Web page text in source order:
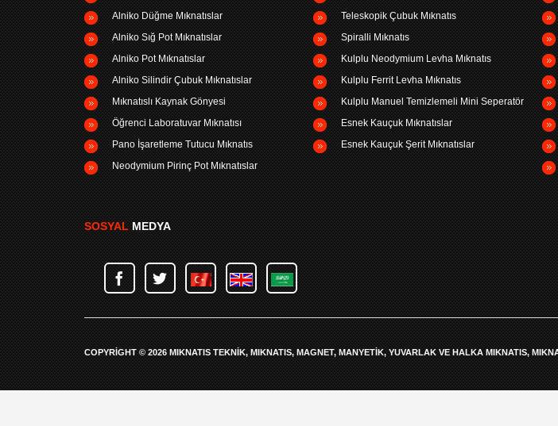
Alniko Düğme Mıknatıslar
Alniko Sığ Pot Mıknatıslar
Alniko Pot Mıknatıslar
Alniko Silindir Çubuk Mıknatıslar
Mıknatıslı Kaynak Gönyesi
Öğrenci Laboratuvar Mıknatısı
Pano İşaretleme Tutucu Mıknatıs
Neodymium Pirinç Pot Mıknatıslar
Teleskopik Çubuk Mıknatıs
Spiralli Mıknatıs
Kulplu Neodymium Levha Mıknatıs
Kulplu Ferrit Levha Mıknatıs
Kulplu Manuel Temizlemeli Mini Seperatör
Esnek Kauçuk Mıknatıslar
Esnek Kauçuk Şerit Mıknatıslar
SOSYALMEDYA
COPYRIGHT © 2026 MIKNATIS TEKNIK, MIKNATIS, MAGNET, MANYETIK, YUVARLAK VE HALKA MIKNATIS,